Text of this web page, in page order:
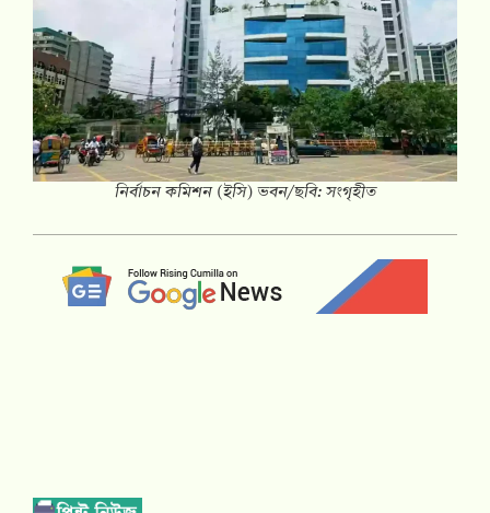
নির্বাচন কমিশন (ইসি) ভবন/ছবি: সংগৃহীত